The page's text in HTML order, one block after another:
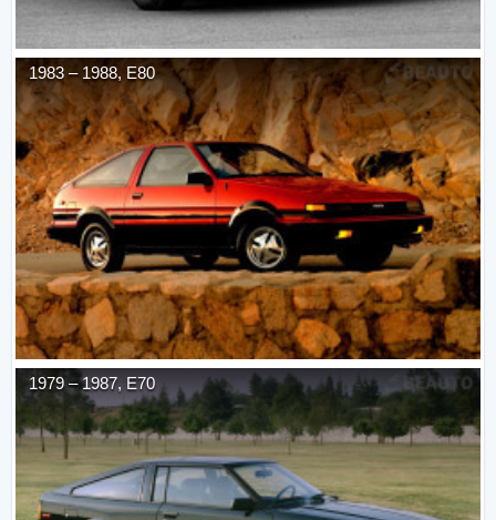
1983 – 1988, E80
1979–1987, E70